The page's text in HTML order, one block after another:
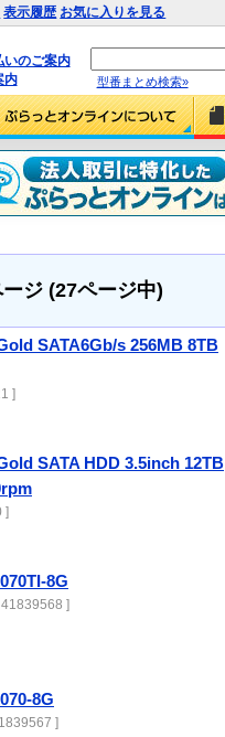
表示履歴 お気に入りを見る
いのご案内
内
型番まとめ検索»
ジ (27ページ中)
SATA6Gb/s 256MB 8TB
]
SATA HDD 3.5inch 12TB
]
8G
]
8G
]